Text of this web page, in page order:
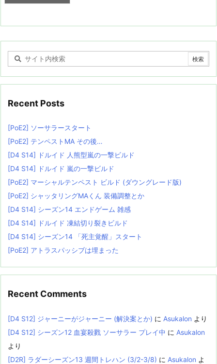
Recent Posts
[PoE2] ソーサラースタート
[PoE2] テンペストMA その後…
[D4 S14] ドルイド 人熊型嵐の一撃ビルド
[D4 S14] ドルイド 嵐の一撃ビルド
[PoE2] マーシャルテンペスト ビルド (ダウングレード版)
[PoE2] シャッタリングMAくん 装備調整とか
[D4 S14] シーズン14 エンドゲーム 雑感
[D4 S14] ドルイド 凍結切り裂きビルド
[D4 S14] シーズン14 「死主覚醒」スタート
[PoE2] アトラスパッシブは埋まった
Recent Comments
[D4 S12] ジャーニーがジャーニー (解決案とか) に Asukalon より
[D4 S12] シーズン12 血宴殺戮 ソーサラー プレイ中 に Asukalon
より
[D2R] ラダーシーズン13 週間トレハン (3/2-3/8) に Asukalon よ